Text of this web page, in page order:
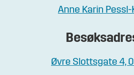
Anne Karin Pessl-
Øvre Slottsgate 4,